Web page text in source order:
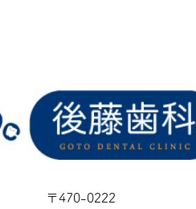
〒470-0222